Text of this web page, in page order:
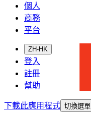
個人
商務
平台
ZH-HK
登入
註冊
幫助
下載此應用程式 切換選單